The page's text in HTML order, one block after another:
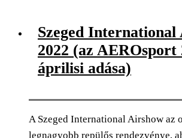
Szeged International
2022 (az AEROsport
áprilisi adása)
A Szeged International Airshow az
legnagyobb repülős rendezvénye,